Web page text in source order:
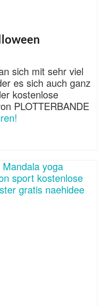
sich mit sehr viel
es sich auch ganz
kostenlose
PLOTTERBANDE